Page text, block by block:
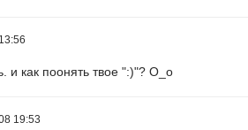
и как поонять твое ":)"? О_о
19:53